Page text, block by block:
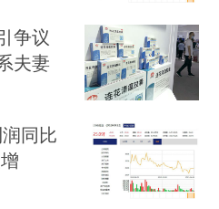
争议
夫妻
同比